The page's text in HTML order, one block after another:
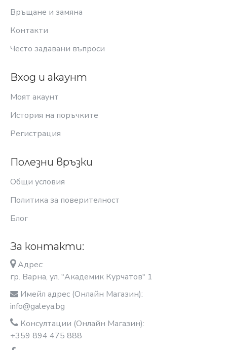
Връщане и замяна
Контакти
Често задавани въпроси
Вход и акаунт
Моят акаунт
История на поръчките
Регистрация
Полезни връзки
Общи условия
Политика за поверителност
Блог
За контакти:
Адрес:
гр. Варна, ул. "Академик Курчатов" 1
Имейл адрес (Онлайн Магазин):
info@galeya.bg
Консултации (Онлайн Магазин):
+359 894 475 888